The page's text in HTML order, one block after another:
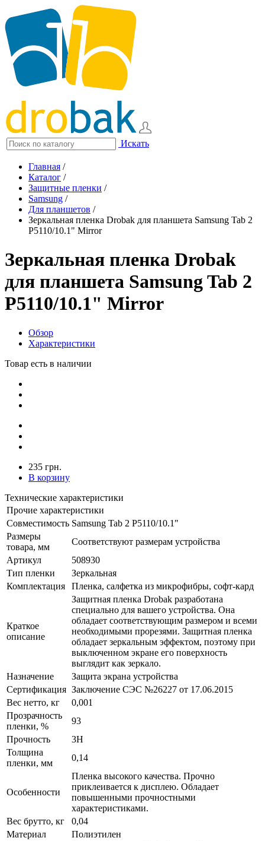
Искать
Главная /
Каталог /
Защитные пленки /
Samsung /
Для планшетов /
Зеркальная пленка Drobak для планшета Samsung Tab 2
P5110/10.1" Mirror
Зеркальная пленка Drobak
для планшета Samsung Tab 2
P5110/10.1" Mirror
Обзор
Характеристики
Товар есть в наличии
235 грн.
В корзину
Технические характеристики
Прочие характеристики
Совместимость Samsung Tab 2 P5110/10.1"
Размеры
товара, мм
Соответствуют размерам устройства
Артикул
508930
Тип пленки
Зеркальная
Комплектация
Пленка, салфетка из микрофибры, софт-кард
Краткое
описание
Защитная пленка Drobak разработана
специально для вашего устройства. Она
обладает соответствующим размером и всеми
необходимыми прорезями. Защитная пленка
обладает зеркальным эффектом, поэтому при
выключенном экране его поверхность
выглядит как зеркало.
Назначение
Защита экрана устройства
Сертификация Заключение СЭС №26227 от 17.06.2015
Вес нетто, кг
0,001
Прозрачность
пленки, %
93
Прочность
3H
Толщина
пленки, мм
0,14
Особенности
Пленка высокого качества. Прочно
приклеивается к дисплею. Обладает
повышенными прочностными
характеристиками.
Вес брутто, кг
0,04
Материал
Полиэтилен